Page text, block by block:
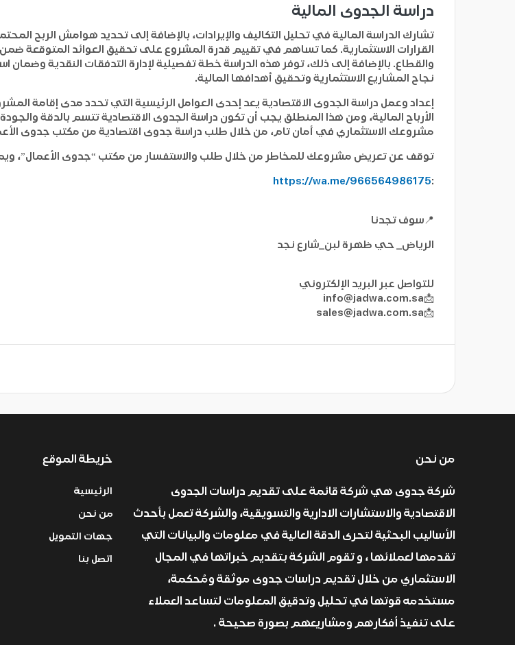
دراسة الجدوى المالية
تشارك الدراسة المالية في تحليل التكاليف والإيرادات، بالإضافة إلى تحديد هوامش الربح
القرارات الاستثمارية. كما تساهم في تقييم قدرة المشروع على تحقيق العوائد المتوقعة ضمن
والقطاع. بالإضافة إلى ذلك، توفر هذه الدراسة خطة تفصيلية لإدارة التدفقات النقدية
نجاح المشاريع الاستثمارية وتحقيق أهدافها المالية.
إعداد وعمل دراسة الجدوى الاقتصادية يعد إحدى العوامل الرئيسية التي تحدد مدى إقامة
الأرباح المالية، ومن هذا المنطلق يجب أن تكون دراسة الجدوى الاقتصادية تتسم بالدقة
مشروعك الاستثماري في أمان تام، من خلال طلب دراسة جدوى اقتصادية من مكتب جدوى الأعمال
توقف عن تعريض مشروعك للمخاطر من خلال طلب والاستفسار من مكتب “جدوى الأعمال”،
:
https://wa.me/966564986175
📍سوف تجدنا
الرياض_ حي ظهرة لبن_شارع نجد
للتواصل عبر البريد الإلكتروني
📩
info@jadwa.com.sa
📩
sales@jadwa.com.sa
من نحن
شركة جدوى هي شركة قائمة على تقديم دراسات الجدوى
الاقتصادية والاستشارات الادارية والتسويقية، والشركة تعمل بأحدث
الأساليب البحثية لتحرى الدقة العالية في معلومات والبيانات التي
تقدمها لعملائها ، و تقوم الشركة بتقديم خبراتها في المجال
الاستثماري من خلال تقديم دراسات جدوى موثقة ومُحكمة،
مستخدمه قوتها في تحليل وتدقيق المعلومات لتساعد العملاء
على تنفيذ أفكارهم ومشاريعهم بصورة صحيحة .
خريطة الموقع
الرئيسية
من نحن
جهات التمويل
اتصل بنا